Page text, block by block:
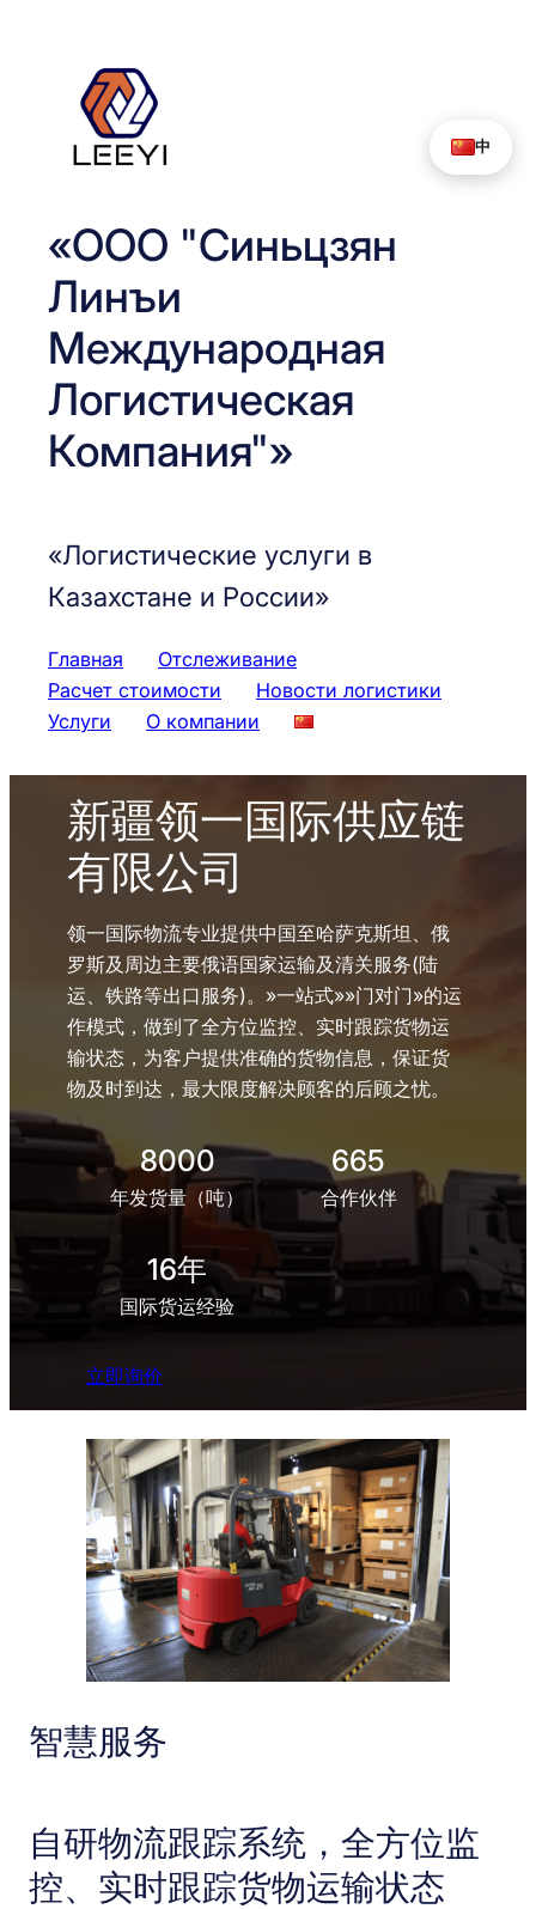
содержимому
«ООО "Синьцзян
Линъи
Международная
Логистическая
Компания"»
«Логистические услуги в
Казахстане и России»
Главная
Отслеживание
Расчет стоимости
Новости логистики
Услуги
О компании
新疆领一国际供应链
有限公司
领一国际物流专业提供中国至哈萨克斯坦、俄
罗斯及周边主要俄语国家运输及清关服务(陆
运、铁路等出口服务)。»一站式»»门对门»的运
作模式，做到了全方位监控、实时跟踪货物运
输状态，为客户提供准确的货物信息，保证货
物及时到达，最大限度解决顾客的后顾之忧。
8000
年发货量（吨）
665
合作伙伴
16年
国际货运经验
立即询价
智慧服务
自研物流跟踪系统，全方位监
控、实时跟踪货物运输状态
中